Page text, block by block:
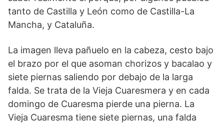
tanto de Castilla y León como de Castilla-La
Mancha, y Cataluña.
La imagen lleva pañuelo en la cabeza, cesto bajo
el brazo por el que asoman chorizos y bacalao y
siete piernas saliendo por debajo de la larga
falda. Se trata de la Vieja Cuaresmera y en cada
domingo de Cuaresma pierde una pierna. La
Vieja Cuaresma tiene siete piernas, una falda